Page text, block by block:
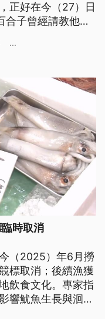
正好在今（27）日
合子曾經請教他的
...
時取消
（2025）年6月撈
標取消；後續漁獲
飲食文化。專家指
響魷魚生長與洄游